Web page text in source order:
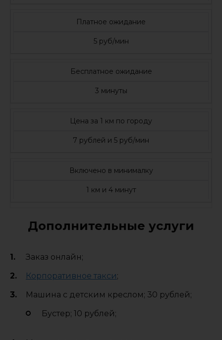
Платное ожидание
5 руб/мин
Бесплатное ожидание
3 минуты
Цена за 1 км по городу
7 рублей и 5 руб/мин
Включено в минималку
1 км и 4 минут
Дополнительные услуги
Заказ онлайн;
Корпоративное такси;
Машина с детским креслом; 30 рублей;
Бустер; 10 рублей;